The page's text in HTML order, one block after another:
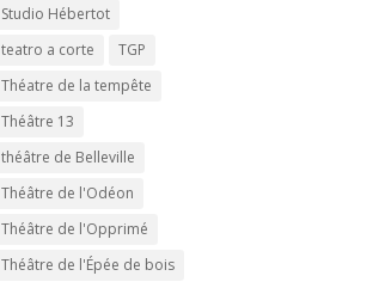
Studio Hébertot
teatro a corte
TGP
Théatre de la tempête
Théâtre 13
théâtre de Belleville
Théâtre de l'Odéon
Théâtre de l'Opprimé
Théâtre de l'Épée de bois